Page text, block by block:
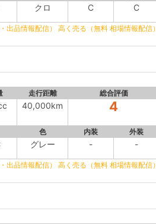
クロ C C
出品情報配信） 高く売る（無料 相場情報配信）
走行距離 総合評価
40,000km 4
色 内装 外装
グレー - -
出品情報配信） 高く売る（無料 相場情報配信）